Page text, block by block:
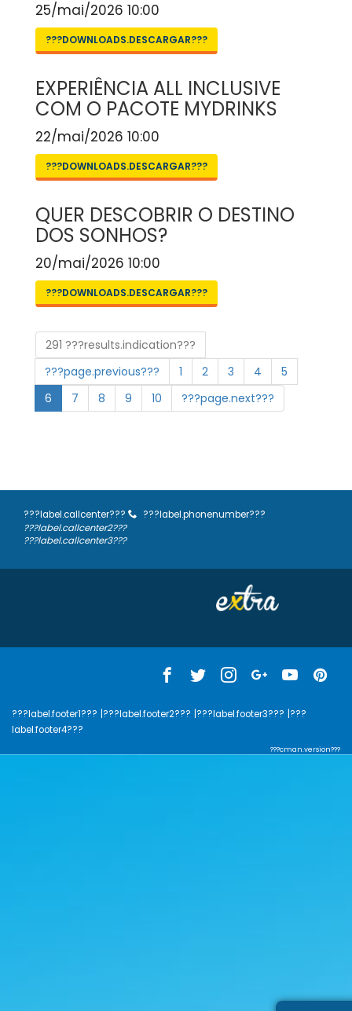
25/mai/2026 10:00
???DOWNLOADS.DESCARGAR???
EXPERIÊNCIA ALL INCLUSIVE
COM O PACOTE MYDRINKS
22/mai/2026 10:00
???DOWNLOADS.DESCARGAR???
QUER DESCOBRIR O DESTINO
DOS SONHOS?
20/mai/2026 10:00
???DOWNLOADS.DESCARGAR???
291 ???results.indication???
???page.previous???
1 2 3 4
5
6
7 8 9 10 ???page.next???
???label.callcenter???
???label.phonenumber???
???label.callcenter2???
???label.callcenter3???
???label.footer1??? |???label.footer2??? |???label.footer3??? |???
label.footer4???
???cman.version???